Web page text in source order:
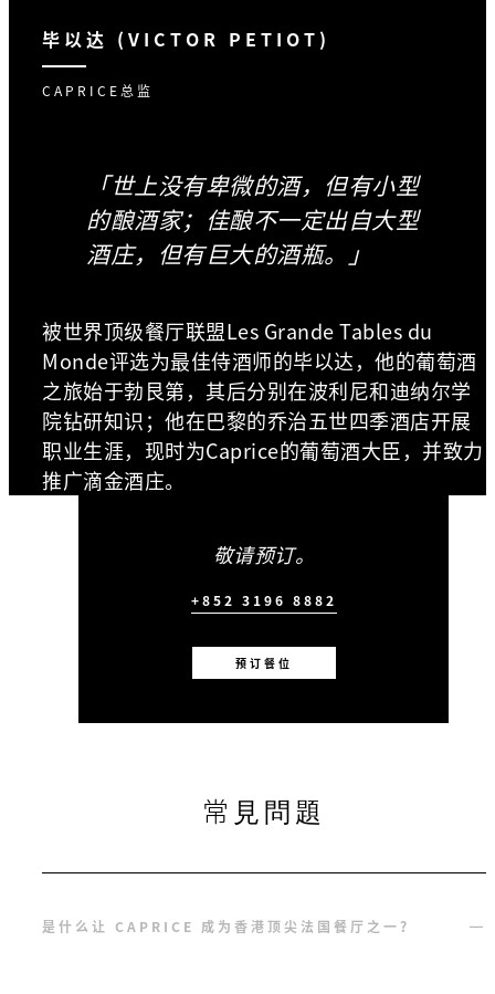
毕以达 (VICTOR PETIOT)
CAPRICE总监
被世界顶级餐厅联盟Les Grande Tables du
Monde评选为最佳侍酒师的毕以达，他的葡萄酒
之旅始于勃艮第，其后分别在波利尼和迪纳尔学
院钻研知识；他在巴黎的乔治五世四季酒店开展
职业生涯，现时为Caprice的葡萄酒大臣，并致力
推广滴金酒庄。
「世上没有卑微的酒，但有小型
的酿酒家；佳酿不一定出自大型
酒庄，但有巨大的酒瓶。」
敬请预订。
+852 3196 8882
预订餐位
常見問題
是什么让 CAPRICE 成为香港顶尖法国餐厅之一？